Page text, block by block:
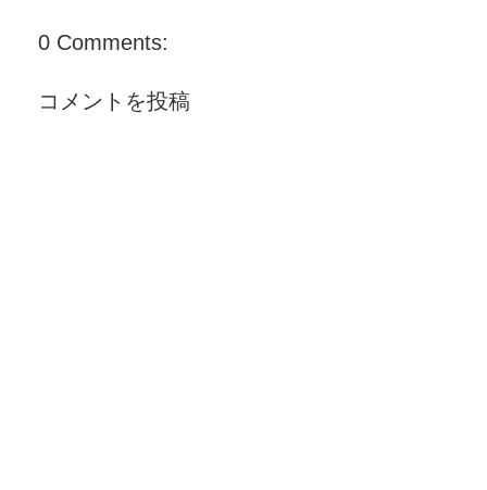
0 Comments:
コメントを投稿